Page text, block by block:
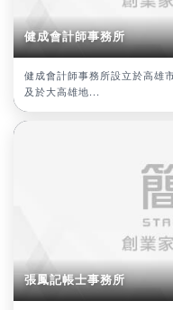
健成會計師事務所
健成會計師事務所設立於高雄
及於大高雄地...
張鳳記帳士事務所